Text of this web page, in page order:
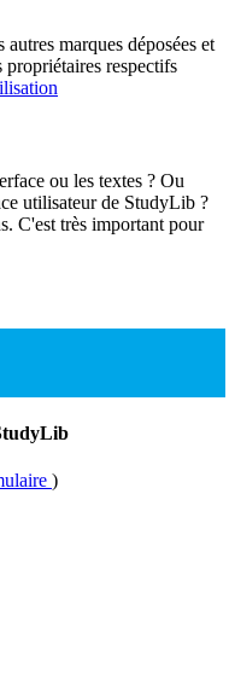
marques déposées et
respectifs
ou les textes ? Ou
utilisateur de StudyLib ?
C'est très important pour
)